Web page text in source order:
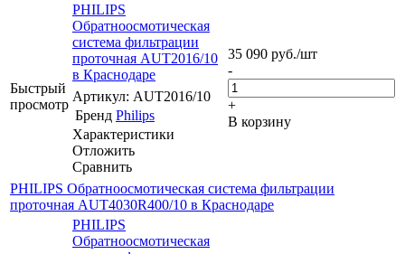
Быстрый
просмотр
PHILIPS
Обратноосмотическая
система фильтрации
проточная AUT2016/10
в Краснодаре
Артикул: AUT2016/10
Бренд Philips
Характеристики
Отложить
Сравнить
35 090 руб./шт
-
+
В корзину
PHILIPS Обратноосмотическая система фильтрации
проточная AUT4030R400/10 в Краснодаре
PHILIPS
Обратноосмотическая